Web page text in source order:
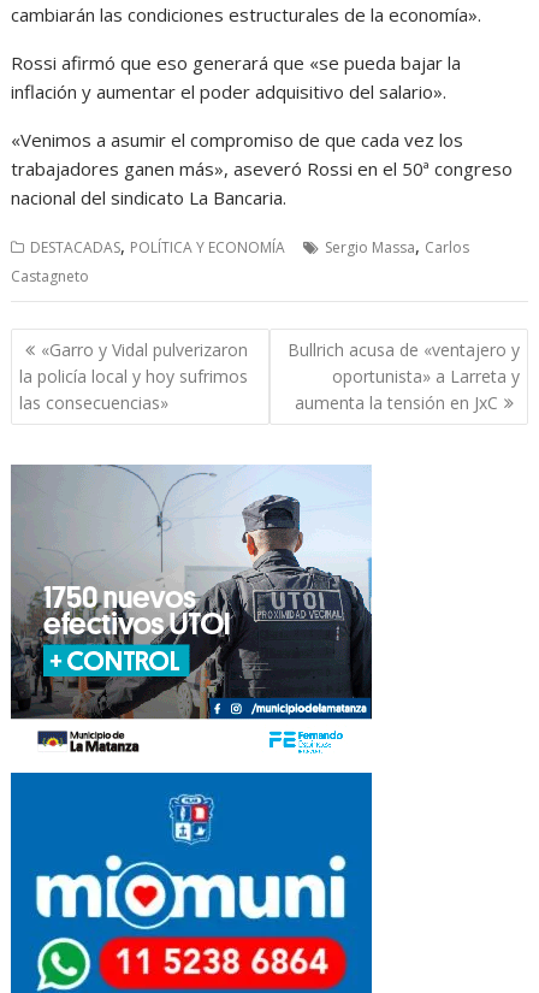
cambiarán las condiciones estructurales de la economía».
Rossi afirmó que eso generará que «se pueda bajar la
inflación y aumentar el poder adquisitivo del salario».
«Venimos a asumir el compromiso de que cada vez los
trabajadores ganen más», aseveró Rossi en el 50ª congreso
nacional del sindicato La Bancaria.
DESTACADAS, POLÍTICA Y ECONOMÍA Sergio Massa, Carlos
Castagneto
Navegación
de
entradas
«Garro y Vidal pulverizaron
la policía local y hoy sufrimos
las consecuencias»
Bullrich acusa de «ventajero y
oportunista» a Larreta y
aumenta la tensión en JxC